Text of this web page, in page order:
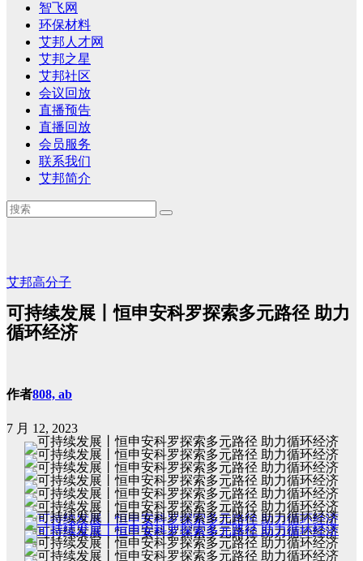
智飞网
环保材料
艾邦人才网
艾邦之星
艾邦社区
会议回放
直播预告
直播回放
会员服务
联系我们
艾邦简介
艾邦高分子
可持续发展丨恒申安科罗探索多元路径 助力
循环经济
作者808, ab
7 月 12, 2023